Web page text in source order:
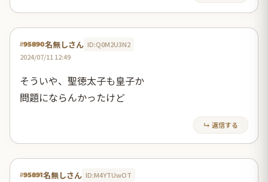
#95890名無しさん ID:Q0M2U3N2
2024/07/11 12:49
そういや、聖徳太子も皇子か
問題にならんかったけど
↳ 返信する
#95891名無しさん ID:M4YTUwOT